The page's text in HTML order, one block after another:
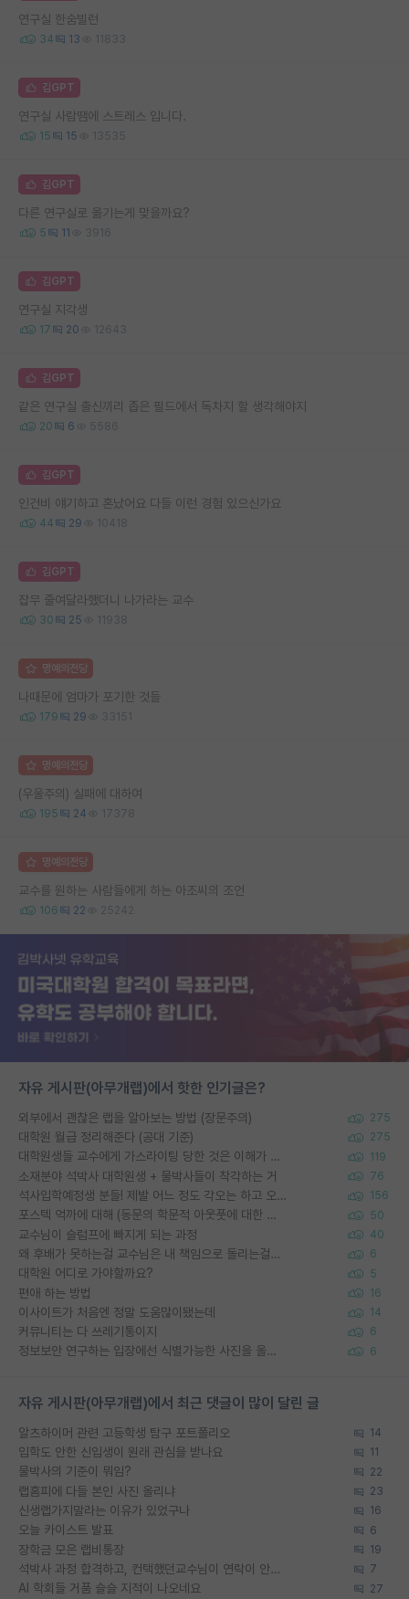
연구실 한숨빌런
34 13 11833
김GPT
연구실 사람땜에 스트레스 입니다.
15 15 13535
김GPT
다른 연구실로 옮기는게 맞을까요?
5 11 3916
김GPT
연구실 지각생
17 20 12643
김GPT
같은 연구실 출신끼리 좁은 필드에서 독차지 할 생각해야지
20 6 5586
김GPT
인건비 얘기하고 혼났어요 다들 이런 경험 있으신가요
44 29 10418
김GPT
잡무 줄여달라했더니 나가라는 교수
30 25 11938
명예의전당
나때문에 엄마가 포기한 것들
179 29 33151
명예의전당
(우울주의) 실패에 대하여
195 24 17378
명예의전당
교수를 원하는 사람들에게 하는 아조씨의 조언
106 22 25242
자유 게시판(아무개랩)에서 핫한 인기글은?
외부에서 괜찮은 랩을 알아보는 방법 (장문주의) 275
대학원 월급 정리해준다 (공대 기준) 275
대학원생들 교수에게 가스라이팅 당한 것은 이해가 갑니다. 안타깝네요. 119
소재분야 석박사 대학원생 + 물박사들이 착각하는 거 76
석사입학예정생 분들! 제발 어느 정도 각오는 하고 오세요. 156
포스텍 억까에 대해 (동문의 학문적 아웃풋에 대한 반박) 50
교수님이 슬럼프에 빠지게 되는 과정 40
왜 후배가 못하는걸 교수님은 내 책임으로 돌리는걸까요? 6
대학원 어디로 가야할까요? 5
편애 하는 방법 16
이사이트가 처음엔 정말 도움많이됐는데 14
커뮤니티는 다 쓰레기통이지 6
정보보안 연구하는 입장에선 식별가능한 사진을 올리는건 비추이긴함 6
자유 게시판(아무개랩)에서 최근 댓글이 많이 달린 글
알츠하이머 관련 고등학생 탐구 포트폴리오 14
입학도 안한 신입생이 원래 관심을 받나요 11
물박사의 기준이 뭐임? 22
랩홈피에 다들 본인 사진 올리냐 23
신생랩가지말라는 이유가 있었구나 16
오늘 카이스트 발표 6
장학금 모은 랩비통장 19
석박사 과정 합격하고, 컨택했던교수님이 연락이 안됩니다... 7
AI 학회들 거품 슬슬 지적이 나오네요 27